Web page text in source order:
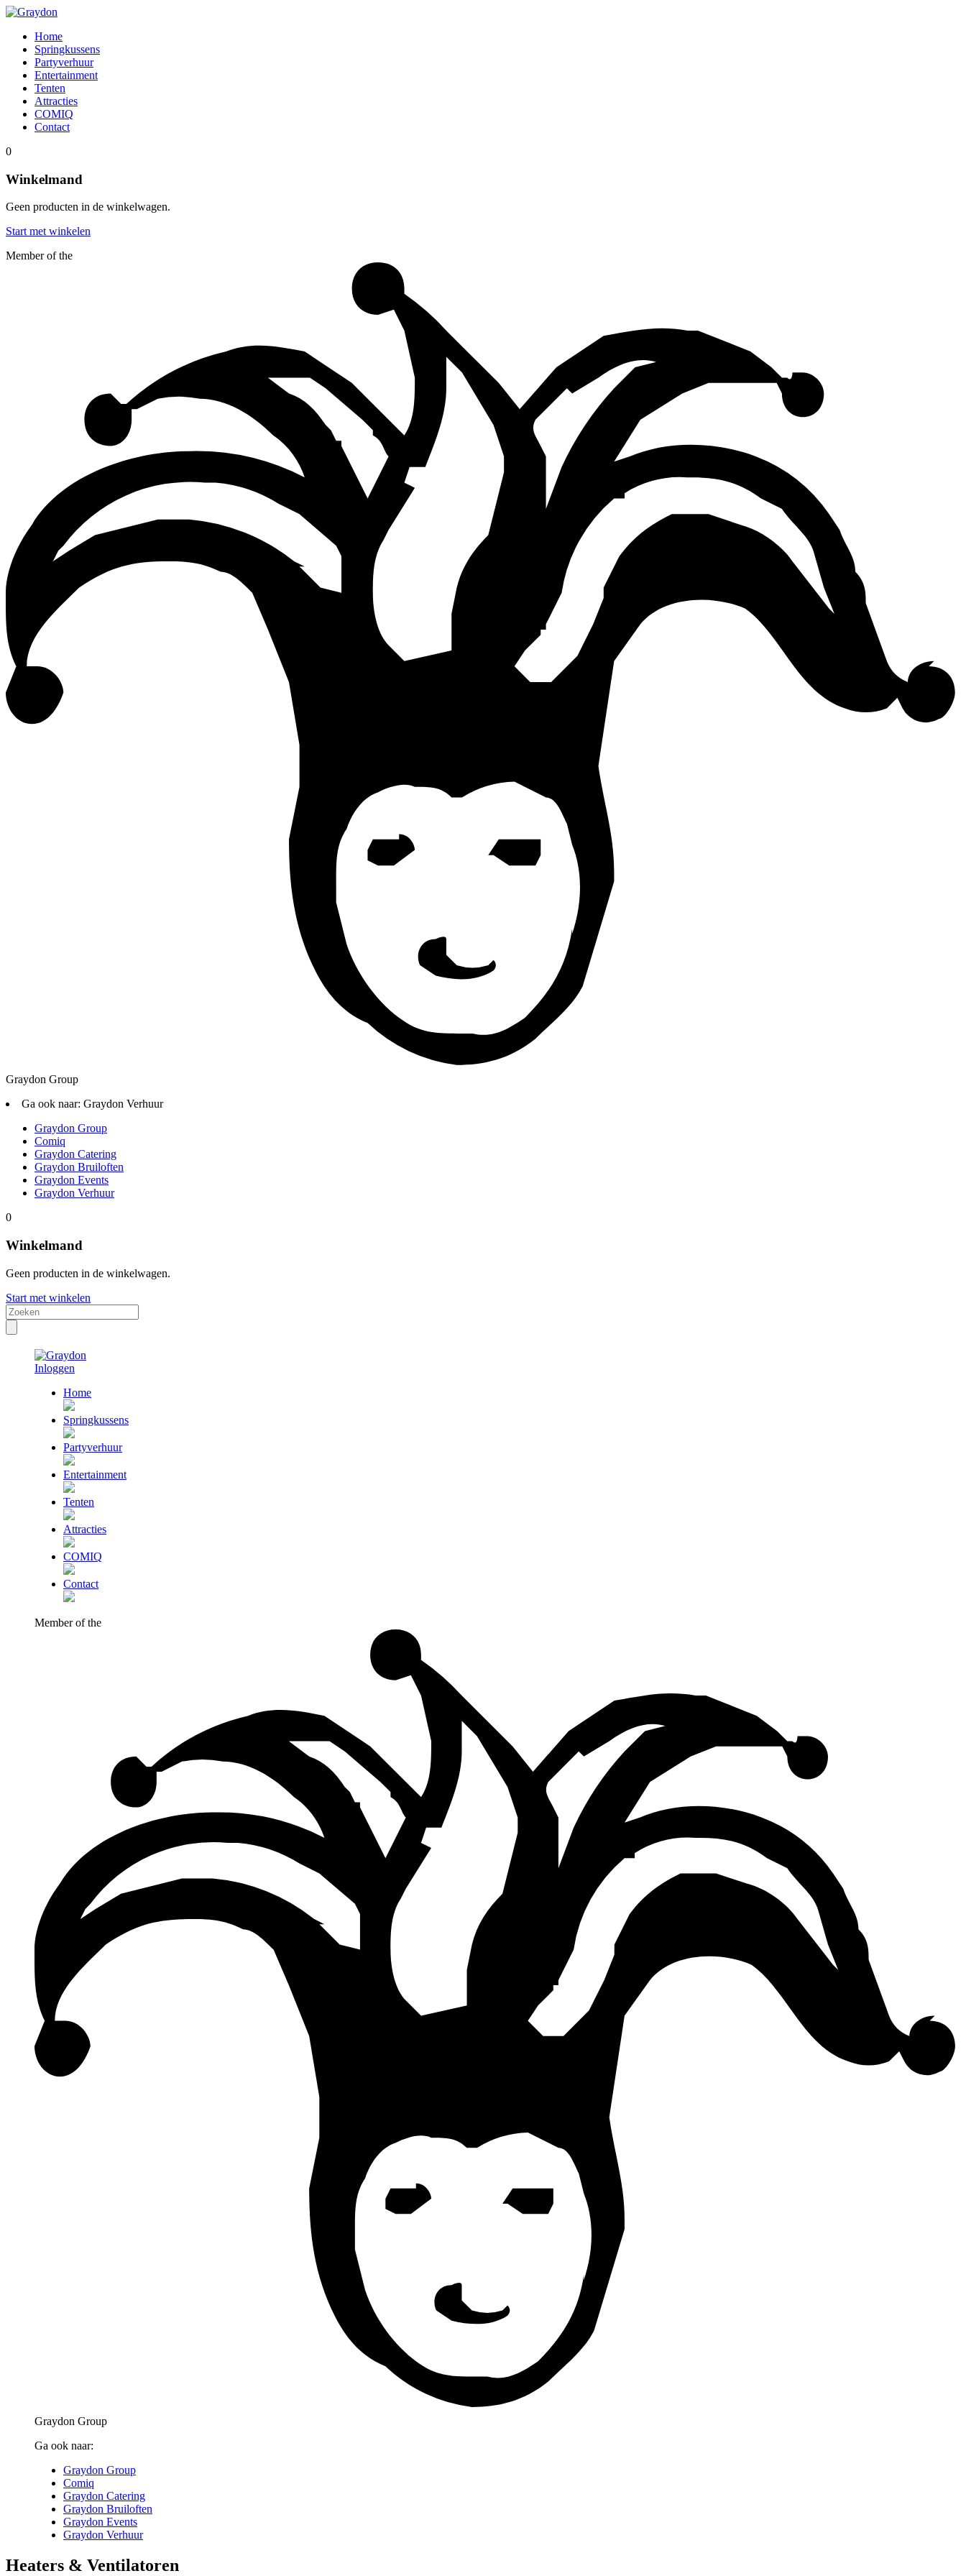
Home
Springkussens
Partyverhuur
Entertainment
Tenten
Attracties
COMIQ
Contact
0
Winkelmand
Geen producten in de winkelwagen.
Start met winkelen
Member of the
Graydon Group
Ga ook naar: Graydon Verhuur
Graydon Group
Comiq
Graydon Catering
Graydon Bruiloften
Graydon Events
Graydon Verhuur
0
Winkelmand
Geen producten in de winkelwagen.
Start met winkelen
Inloggen
Home
Springkussens
Partyverhuur
Entertainment
Tenten
Attracties
COMIQ
Contact
Member of the
Graydon Group
Ga ook naar:
Graydon Group
Comiq
Graydon Catering
Graydon Bruiloften
Graydon Events
Graydon Verhuur
Heaters & Ventilatoren